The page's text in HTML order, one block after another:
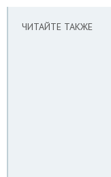
ЧИТАЙТЕ ТАКЖЕ